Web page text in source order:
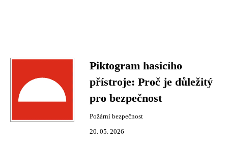
Piktogram hasicího
přístroje: Proč je důležitý
pro bezpečnost
Požární bezpečnost
20. 05. 2026